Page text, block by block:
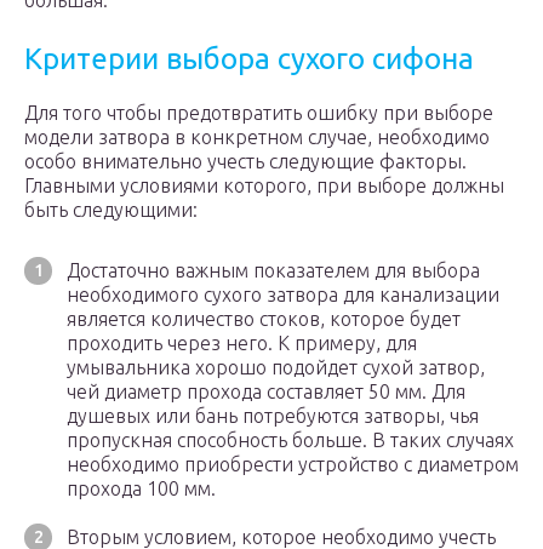
Критерии выбора сухого сифона
Для того чтобы предотвратить ошибку при выборе
модели затвора в конкретном случае, необходимо
особо внимательно учесть следующие факторы.
Главными условиями которого, при выборе должны
быть следующими:
Достаточно важным показателем для выбора
необходимого сухого затвора для канализации
является количество стоков, которое будет
проходить через него. К примеру, для
умывальника хорошо подойдет сухой затвор,
чей диаметр прохода составляет 50 мм. Для
душевых или бань потребуются затворы, чья
пропускная способность больше. В таких случаях
необходимо приобрести устройство с диаметром
прохода 100 мм.
Вторым условием, которое необходимо учесть